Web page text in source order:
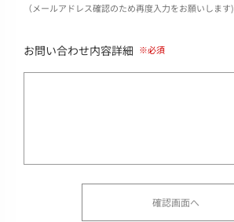
（メールアドレス確認のため再度入力をお願いします)
お問い合わせ内容詳細